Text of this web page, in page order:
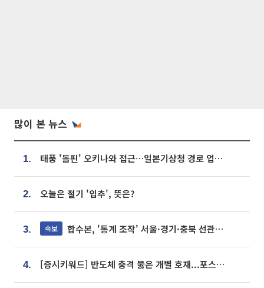
많이 본 뉴스
1. 태풍 '돌핀' 오키나와 접근…일본기상청 경로 업데이트
2. 오늘은 절기 '입추', 뜻은?
3. 속보 합수본, '통계 조작' 서울·경기·충북 선관위 등 추가 압수수색
4. [증시키워드] 반도체 충격 뚫은 개별 호재...포스코퓨처엠·에코프로·한화솔루션 '눈길'